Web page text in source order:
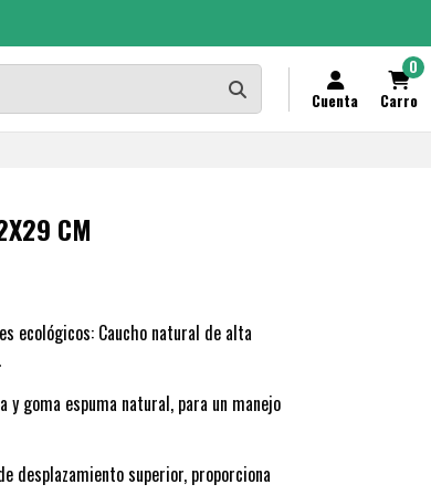
Cuenta
0
Carro
CM
ecológicos: Caucho natural de alta
goma espuma natural, para un manejo
desplazamiento superior, proporciona